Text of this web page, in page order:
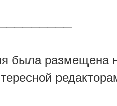
была размещена